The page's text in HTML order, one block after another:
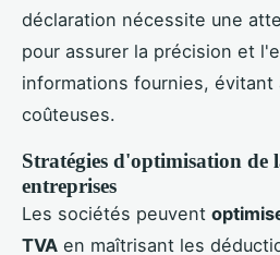
déclaration nécessite une
pour assurer la précision et
informations fournies, évitant
coûteuses.
Stratégies d'optimisation de
entreprises
Les sociétés peuvent
TVA en maîtrisant les